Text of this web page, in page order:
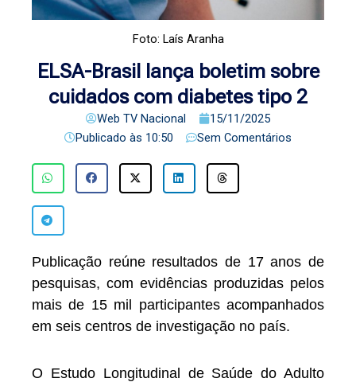
Foto: Laís Aranha
ELSA-Brasil lança boletim sobre
cuidados com diabetes tipo 2
Web TV Nacional
15/11/2025
Publicado às 10:50 Sem Comentários
Publicação reúne resultados de 17 anos de
pesquisas, com evidências produzidas pelos
mais de 15 mil participantes acompanhados
em seis centros de investigação no país.
O Estudo Longitudinal de Saúde do Adulto